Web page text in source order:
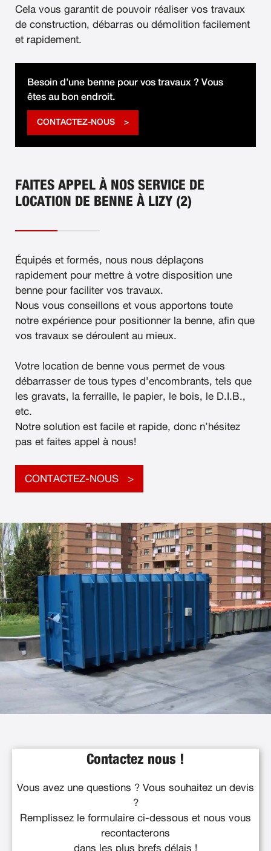
Cela vous garantit de pouvoir réaliser vos travaux
de construction, débarras ou démolition facilement
et rapidement.
Besoin d’une benne pour vos travaux ? Vous
êtes au bon endroit.
CONTACTEZ-NOUS
FAITES APPEL À NOS SERVICE DE
LOCATION DE BENNE À LIZY (2)
Équipés et formés, nous nous déplaçons
rapidement pour mettre à votre disposition une
benne pour faciliter vos travaux.
Nous vous conseillons et vous apportons toute
notre expérience pour positionner la benne, afin que
vos travaux se déroulent au mieux.
Votre location de benne vous permet de vous
débarrasser de tous types d’encombrants, tels que
les gravats, la ferraille, le papier, le bois, le D.I.B.,
etc.
Notre solution est facile et rapide, donc n’hésitez
pas et faites appel à nous!
CONTACTEZ-NOUS
Contactez nous !
Vous avez une questions ? Vous souhaitez un devis
?
Remplissez le formulaire ci-dessous et nous vous
recontacterons
dans les plus brefs délais !